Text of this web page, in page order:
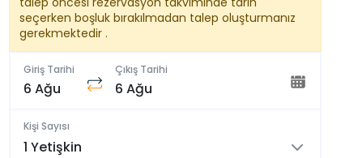
seçerken boşluk bırakılmadan talep oluşturmanız
gerekmektedir .
Giriş Tarihi
6 Ağu
Çıkış Tarihi
6 Ağu
Kişi Sayısı
1 Yetişkin